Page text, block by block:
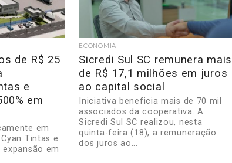
de R$ 25
e
em
em
Tintas e
em
ECONOMIA
Sicredi Sul SC remunera mais
de R$ 17,1 milhões em juros
ao capital social
Iniciativa beneficia mais de 70 mil
associados da cooperativa. A
Sicredi Sul SC realizou, nesta
quinta-feira (18), a remuneração
dos juros ao...